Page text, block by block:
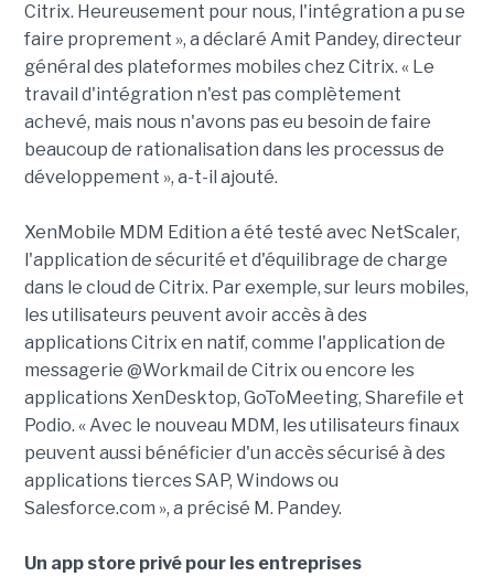
Citrix. Heureusement pour nous, l'intégration a pu se
faire proprement », a déclaré Amit Pandey, directeur
général des plateformes mobiles chez Citrix. « Le
travail d'intégration n'est pas complètement
achevé, mais nous n'avons pas eu besoin de faire
beaucoup de rationalisation dans les processus de
développement », a-t-il ajouté.
XenMobile MDM Edition a été testé avec NetScaler,
l'application de sécurité et d'équilibrage de charge
dans le cloud de Citrix. Par exemple, sur leurs mobiles,
les utilisateurs peuvent avoir accès à des
applications Citrix en natif, comme l'application de
messagerie @Workmail de Citrix ou encore les
applications XenDesktop, GoToMeeting, Sharefile et
Podio. « Avec le nouveau MDM, les utilisateurs finaux
peuvent aussi bénéficier d'un accès sécurisé à des
applications tierces SAP, Windows ou
Salesforce.com », a précisé M. Pandey.
Un app store privé pour les entreprises